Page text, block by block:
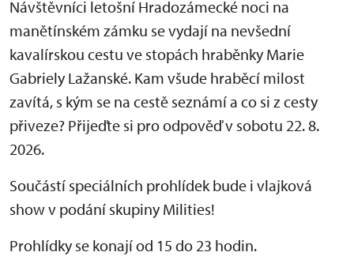
Návštěvníci letošní Hradozámecké noci na
manětínském zámku se vydají na nevšední
kavalírskou cestu ve stopách hraběnky Marie
Gabriely Lažanské. Kam všude hraběcí milost
zavítá, s kým se na cestě seznámí a co si z cesty
přiveze? Přijeďte si pro odpověď v sobotu 22. 8.
2026.
Součástí speciálních prohlídek bude i vlajková
show v podání skupiny Milities!
Prohlídky se konají od 15 do 23 hodin.